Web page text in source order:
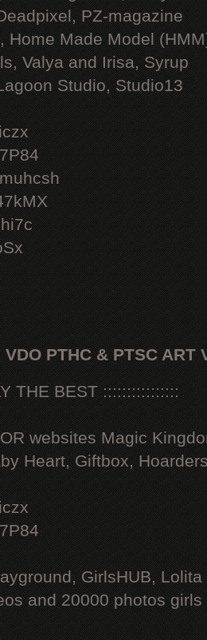
PZ-magazine
Home Made Model
Valya and Irisa, Syrup
Studio, Studio13
VDO PTHC & PTSC ART
THE BEST ::::::::::::::::
websites Magic
Heart, Giftbox,
GirlsHUB, Lolita
and 20000 photos